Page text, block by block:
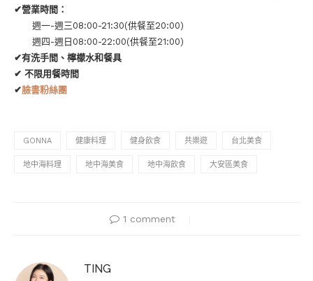
✔營業時間：
週一-週三08:00-21:30(供餐至20:00)
週四-週日08:00-22:00(供餐至21:00)
✔有洗手間、檸檬水和餐具
✔ 不限用餐時間
✔臉書粉絲團
GONNA 健康料理 健身飲食 共樂遊 台北美食
地中海料理 地中海美食 地中海飲食 大安區美食
1 comment
TING